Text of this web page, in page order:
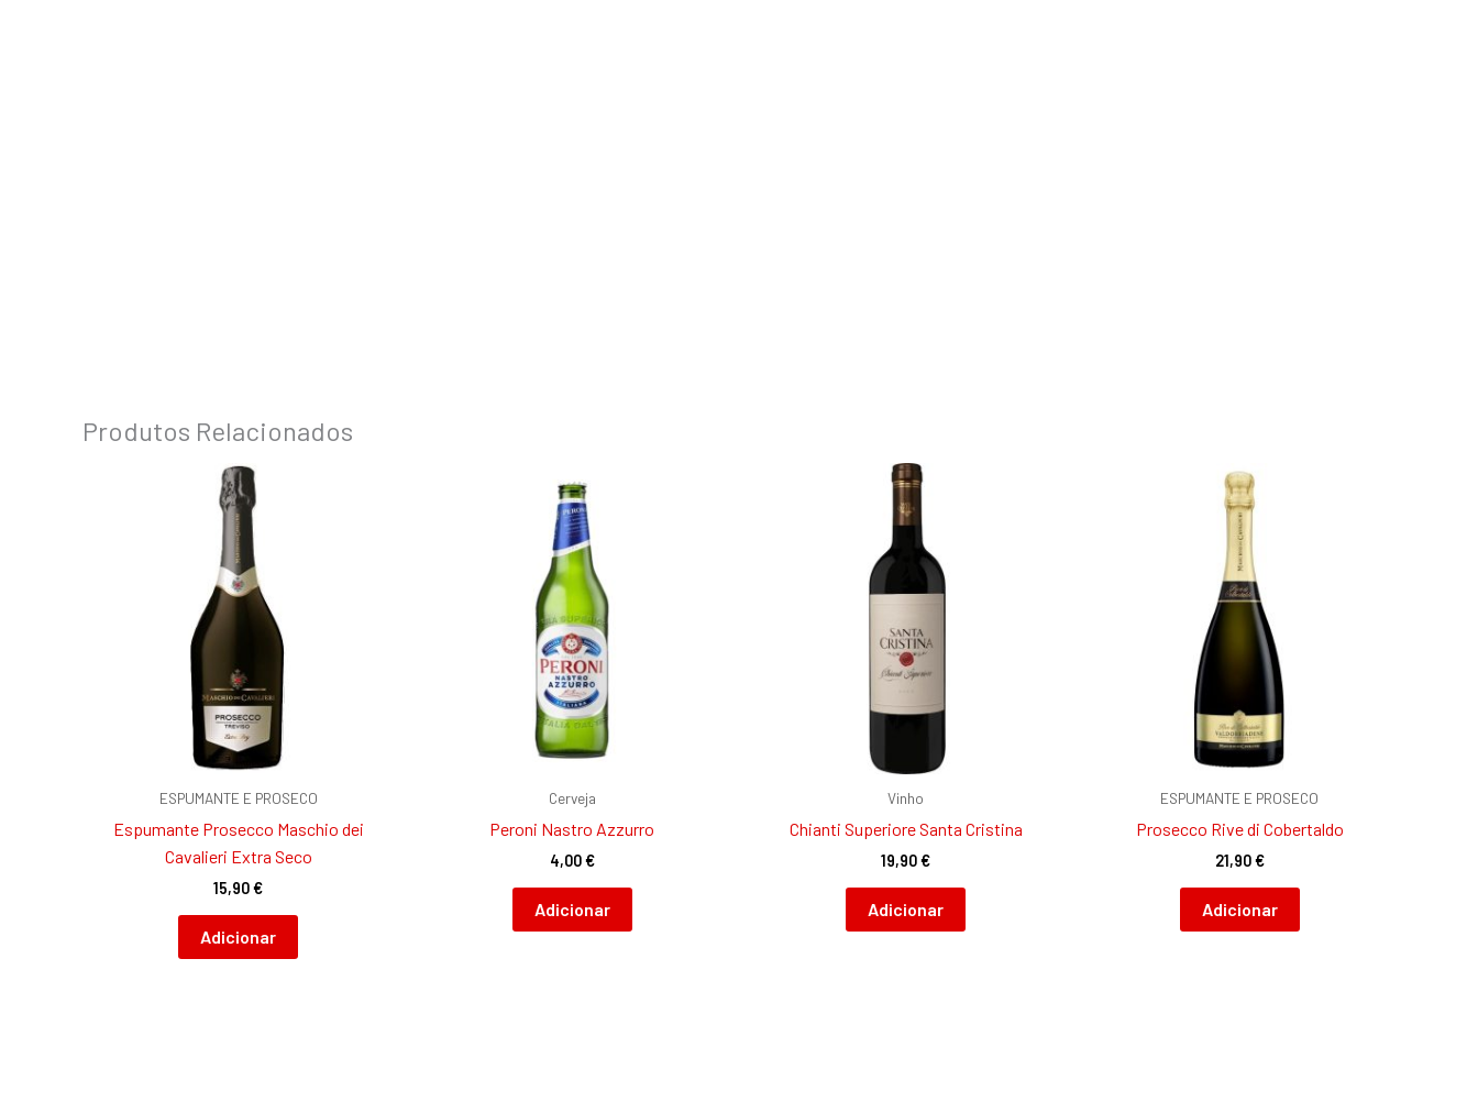
Produtos Relacionados
ESPUMANTE E PROSECO
Espumante Prosecco Maschio dei
Cavalieri Extra Seco
15,90€
Adicionar
Cerveja
Peroni Nastro Azzurro
4,00€
Adicionar
Vinho
Chianti Superiore Santa Cristina
19,90€
Adicionar
ESPUMANTE E PROSECO
Prosecco Rive di Cobertaldo
21,90€
Adicionar